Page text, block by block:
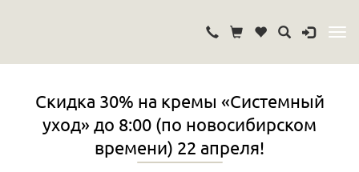
Скидка 30% на кремы «Системный
уход» до 8:00 (по новосибирском
времени) 22 апреля!